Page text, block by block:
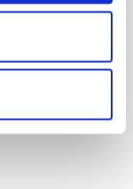
durch das